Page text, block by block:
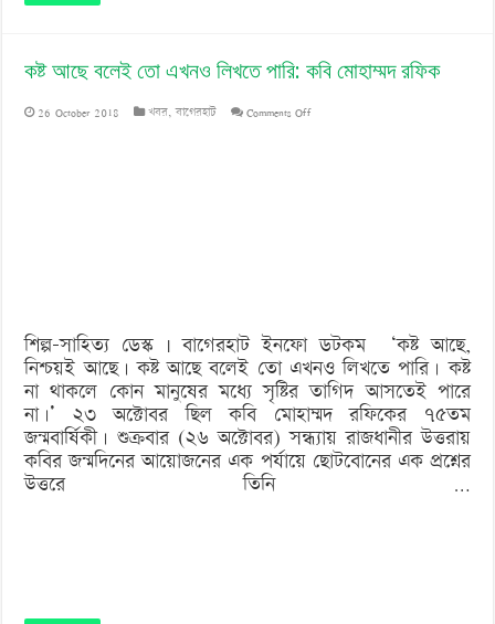
কষ্ট আছে বলেই তো এখনও লিখতে পারি: কবি মোহাম্মদ রফিক
26 October 2018 খবর,বাগেরহাট Comments Offon
পারি:
কবি
মোহাম্মদ
রফিক
শিল্প-সাহিত্য ডেস্ক | বাগেরহাট ইনফো ডটকম ‘কষ্ট আছে,
নিশ্চয়ই আছে। কষ্ট আছে বলেই তো এখনও লিখতে পারি। কষ্ট
না থাকলে কোন মানুষের মধ্যে সৃষ্টির তাগিদ আসতেই পারে
না।’ ২৩ অক্টোবর ছিল কবি মোহাম্মদ রফিকের ৭৫তম
জন্মবার্ষিকী। শুক্রবার (২৬ অক্টোবর) সন্ধ্যায় রাজধানীর উত্তরায়
কবির জন্মদিনের আয়োজনের এক পর্যায়ে ছোটবোনের এক প্রশ্নের
উত্তরে তিনি …